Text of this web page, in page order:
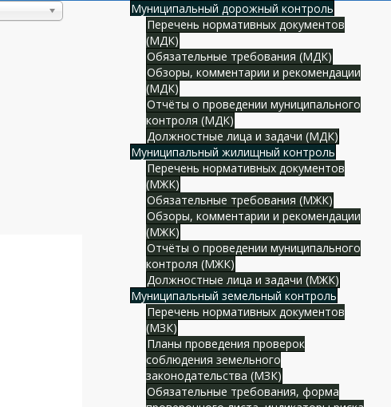
Муниципальный дорожный контроль
Перечень нормативных документов
(МДК)
Обязательные требования (МДК)
Обзоры, комментарии и рекомендации
(МДК)
Отчёты о проведении муниципального
контроля (МДК)
Должностные лица и задачи (МДК)
Муниципальный жилищный контроль
Перечень нормативных документов
(МЖК)
Обязательные требования (МЖК)
Обзоры, комментарии и рекомендации
(МЖК)
Отчёты о проведении муниципального
контроля (МЖК)
Должностные лица и задачи (МЖК)
Муниципальный земельный контроль
Перечень нормативных документов
(МЗК)
Планы проведения проверок
соблюдения земельного
законодательства (МЗК)
Обязательные требования, форма